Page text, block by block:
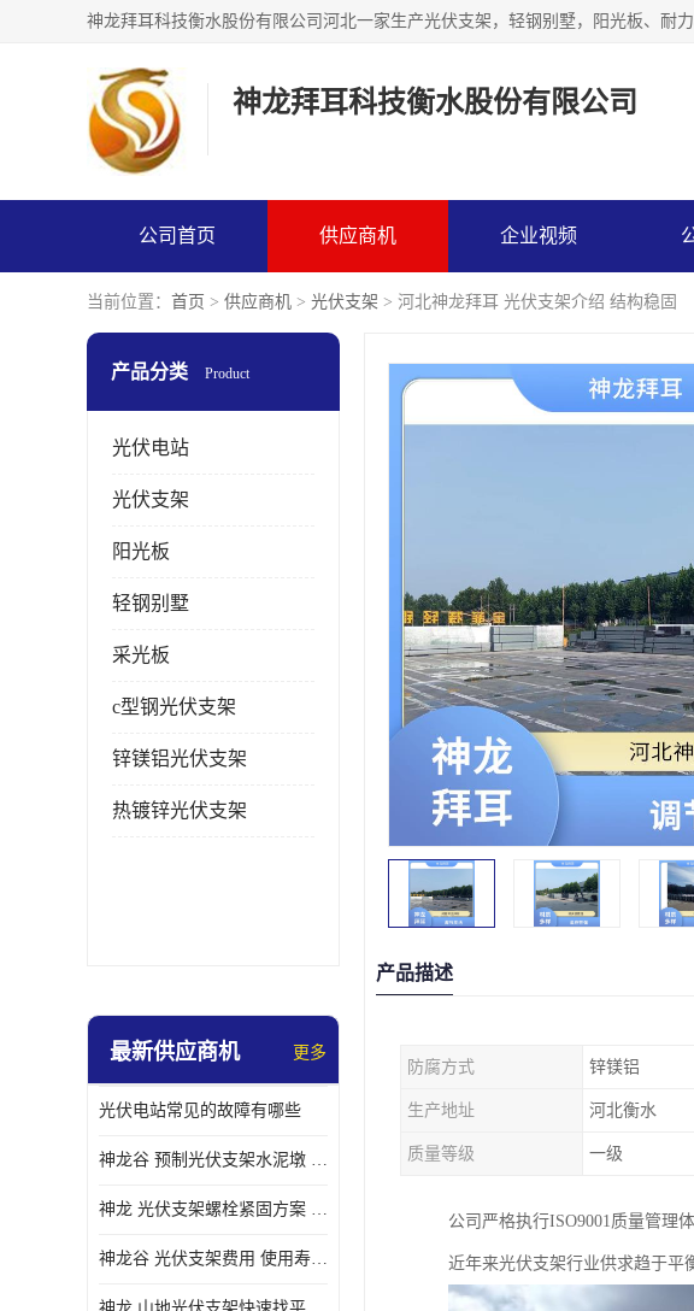
神龙拜耳科技衡水股份有限公司
公司首页 供应商机 企业视频
当前位置： 首页 > 供应商机 > 光伏支架 > 河北神龙拜耳 光伏支架介绍 结构稳固
产品分类 Product
光伏电站
光伏支架
阳光板
轻钢别墅
采光板
c型钢光伏支架
锌镁铝光伏支架
热镀锌光伏支架
最新供应商机 更多
光伏电站常见的故障有哪些
神龙谷 预制光伏支架水泥墩 抗震性能优
神龙 光伏支架螺栓紧固方案 土地利用率高
神龙谷 光伏支架费用 使用寿命长
产品描述
防腐方式 锌镁铝
生产地址 河北衡水
质量等级 一级
公司严格执行ISO9001质量管理
近年来光伏支架行业供求趋于平